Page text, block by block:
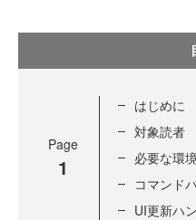
Page
1
はじめに
対象読者
必要な環境
コマンド
UI更新ハ